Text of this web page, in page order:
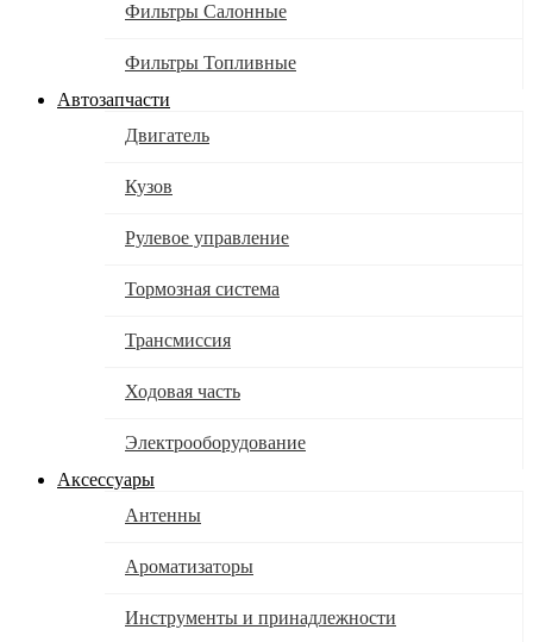
Фильтры Салонные
Фильтры Топливные
Автозапчасти
Двигатель
Кузов
Рулевое управление
Тормозная система
Трансмиссия
Ходовая часть
Электрооборудование
Аксессуары
Антенны
Ароматизаторы
Инструменты и принадлежности